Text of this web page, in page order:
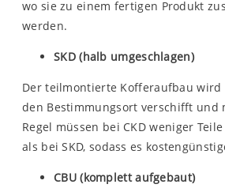
wo sie zu einem fertigen Produkt
werden.
SKD (halb umgeschlagen)
Der teilmontierte Kofferaufbau wird
den Bestimmungsort verschifft und
Regel müssen bei CKD weniger
als bei SKD, sodass es
CBU (komplett aufgebaut)